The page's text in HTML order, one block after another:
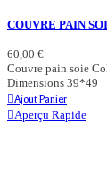
COUVRE PAIN
60,00 €
Couvre pain soie
Dimensions 39*49
Ajout Panier
Aperçu Rapide